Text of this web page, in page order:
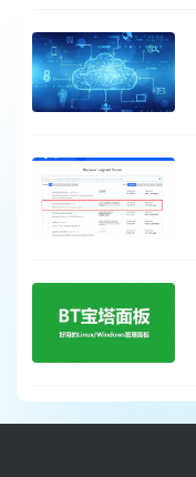
服务器运维
服务器运维